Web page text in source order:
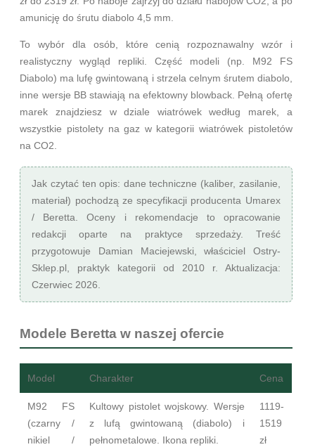
amunicję dośrutu diabolo 4,5 mm
To wybór dla osób, które cenią rozpoznawalny wzór i
realistyczny wygląd repliki. Część modeli (np. M92 FS
Diabolo) ma lufę gwintowaną i strzela celnym śrutem diabolo,
inne wersje BB stawiają na efektowny blowback. Pełną ofertę
marek znajdziesz w dziale wiatrówek według marek, a
wszystkie pistolety na gaz w kategoriiwiatrówek pistoletów
na CO2.
Jak czytać ten opis: dane techniczne (kaliber, zasilanie,
materiał) pochodzą ze specyfikacji producenta Umarex
/ Beretta. Oceny i rekomendacje to opracowanie
redakcji oparte na praktyce sprzedaży. Treść
przygotowuje Damian Maciejewski, właściciel Ostry-
Sklep.pl, praktyk kategorii od 2010 r. Aktualizacja:
Czerwiec 2026.
Modele Beretta w naszej ofercie
Model Charakter Cena
M92 FS
(czarny /
nikiel /
Kultowy pistolet wojskowy. Wersje
z lufą gwintowaną (diabolo) i
pełnometalowe. Ikona repliki.
1119-
1519
zł